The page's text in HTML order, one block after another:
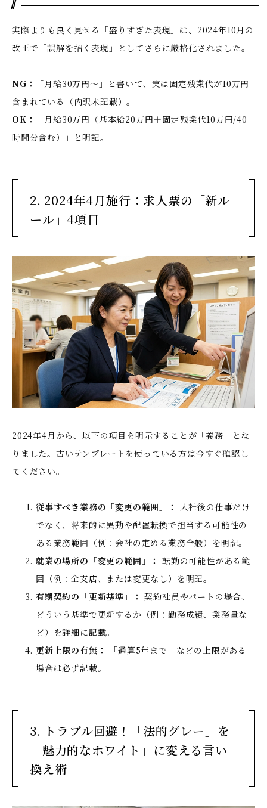
実際よりも良く見せる「盛りすぎた表現」は、2024年10月の
改正で「誤解を招く表現」としてさらに厳格化されました。
NG：
「月給30万円〜」と書いて、実は固定残業代が10万円
含まれている（内訳未記載）。
OK：
「月給30万円（基本給20万円＋固定残業代10万円/40
時間分含む）」と明記。
2. 2024年4月施行：求人票の「新ル
ール」4項目
2024年4月から、以下の項目を明示することが「義務」とな
りました。古いテンプレートを使っている方は今すぐ確認し
てください。
従事すべき業務の「変更の範囲」： 入社後の仕事だけ
でなく、将来的に異動や配置転換で担当する可能性の
ある業務範囲（例：会社の定める業務全般）を明記。
就業の場所の「変更の範囲」： 転勤の可能性がある範
囲（例：全支店、または変更なし）を明記。
有期契約の「更新基準」： 契約社員やパートの場合、
どういう基準で更新するか（例：勤務成績、業務量な
ど）を詳細に記載。
更新上限の有無：
「通算5年まで」などの上限がある
場合は必ず記載。
3. トラブル回避！「法的グレー」を
「魅力的なホワイト」に変える言い
換え術